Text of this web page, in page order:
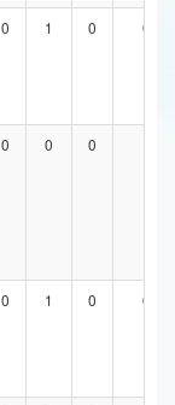
0 1 0 0
0 0 0
0 1 0 0